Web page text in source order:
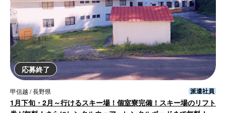
応募終了
甲信越 / 長野県 派遣社員
1月下旬・2月～行けるスキー場！個室寮完備！スキー場のリフト